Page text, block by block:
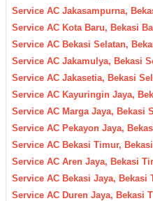
Service AC Jakasampurna,
Service AC Kota Baru, Bekasi
Service AC Bekasi Selatan,
Service AC Jakamulya, Bekasi
Service AC Jakasetia, Bekasi
Service AC Kayuringin Jaya,
Service AC Marga Jaya, Bekasi
Service AC Pekayon Jaya,
Service AC Bekasi Timur,
Service AC Aren Jaya, Bekasi
Service AC Bekasi Jaya, Bekasi
Service AC Duren Jaya, Bekasi